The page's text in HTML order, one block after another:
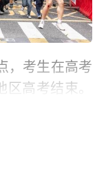
，考生在高考
高考结束。
绍，2025年